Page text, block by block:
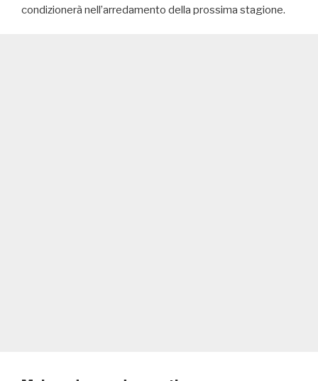
condizionerà nell’arredamento della prossima stagione.